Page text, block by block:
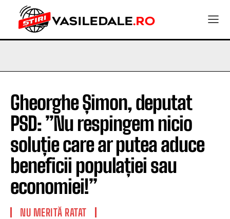
Gheorghe Șimon, deputat
PSD: ”Nu respingem nicio
soluție care ar putea aduce
beneficii populației sau
economiei!”
NU MERITĂ RATAT